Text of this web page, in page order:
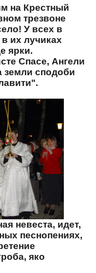
на Крестный
трезвоне
У всех в
их лучиках
ярки.
Спасе, Ангели
земли сподоби
невеста, идет,
песнопениях,
яко